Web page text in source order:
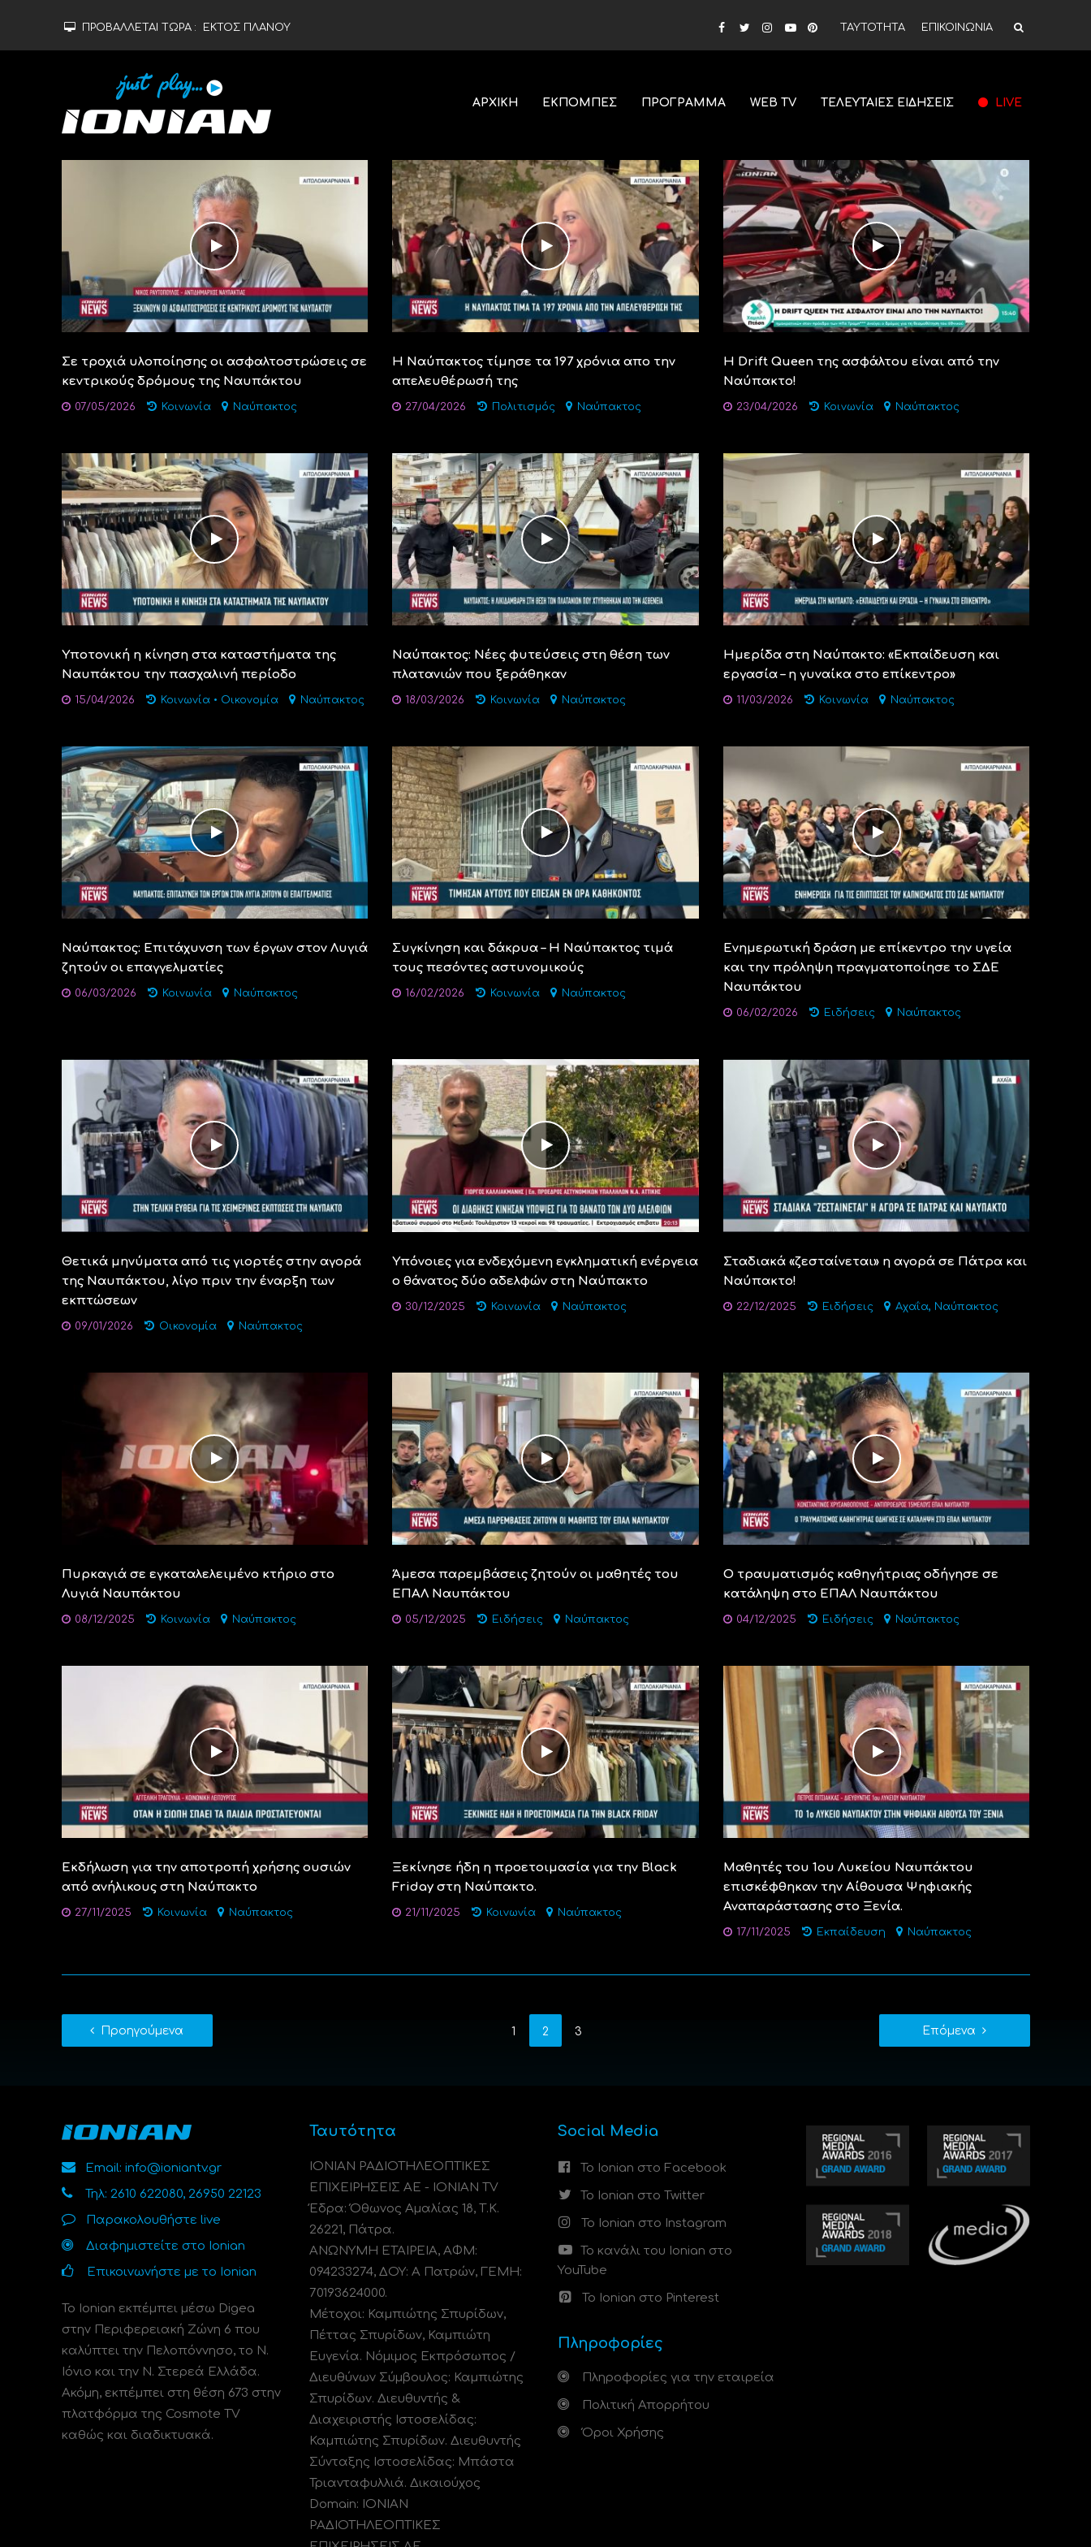
ΠΡΟΒΑΛΛΕΤΑΙ ΤΩΡΑ : ΕΚΤΟΣ ΠΛΑΝΟΥ ΤΑΥΤΟΤΗΤΑ ΕΠΙΚΟΙΝΩΝΙΑ
ΑΡΧΙΚΗ ΕΚΠΟΜΠΕΣ ΠΡΟΓΡΑΜΜΑ WEB TV ΤΕΛΕΥΤΑΙΕΣ ΕΙΔΗΣΕΙΣ LIVE
Σε τροχιά υλοποίησης οι ασφαλτοστρώσεις σε
κεντρικούς δρόμους της Ναυπάκτου
07/05/2026 Κοινωνία Ναύπακτος
Η Ναύπακτος τίμησε τα 197 χρόνια απο την
απελευθέρωσή της
27/04/2026 Πολιτισμός Ναύπακτος
Η Drift Queen της ασφάλτου είναι από την
Ναύπακτο!
23/04/2026 Κοινωνία Ναύπακτος
Υποτονική η κίνηση στα καταστήματα της
Ναυπάκτου την πασχαλινή περίοδο
15/04/2026 Κοινωνία • Οικονομία Ναύπακτος
Ναύπακτος: Νέες φυτεύσεις στη θέση των
πλατανιών που ξεράθηκαν
18/03/2026 Κοινωνία Ναύπακτος
Ημερίδα στη Ναύπακτο: «Εκπαίδευση και
εργασία – η γυναίκα στο επίκεντρο»
11/03/2026 Κοινωνία Ναύπακτος
Ναύπακτος: Επιτάχυνση των έργων στον Λυγιά
ζητούν οι επαγγελματίες
06/03/2026 Κοινωνία Ναύπακτος
Συγκίνηση και δάκρυα – Η Ναύπακτος τιμά
τους πεσόντες αστυνομικούς
16/02/2026 Κοινωνία Ναύπακτος
Ενημερωτική δράση με επίκεντρο την υγεία
και την πρόληψη πραγματοποίησε το ΣΔΕ
Ναυπάκτου
06/02/2026 Ειδήσεις Ναύπακτος
Θετικά μηνύματα από τις γιορτές στην αγορά
της Ναυπάκτου, λίγο πριν την έναρξη των
εκπτώσεων
09/01/2026 Οικονομία Ναύπακτος
Υπόνοιες για ενδεχόμενη εγκληματική ενέργεια
ο θάνατος δύο αδελφών στη Ναύπακτο
30/12/2025 Κοινωνία Ναύπακτος
Σταδιακά «ζεσταίνεται» η αγορά σε Πάτρα και
Ναύπακτο!
22/12/2025 Ειδήσεις Αχαΐα, Ναύπακτος
Πυρκαγιά σε εγκαταλελειμένο κτήριο στο
Λυγιά Ναυπάκτου
08/12/2025 Κοινωνία Ναύπακτος
Άμεσα παρεμβάσεις ζητούν οι μαθητές του
ΕΠΑΛ Ναυπάκτου
05/12/2025 Ειδήσεις Ναύπακτος
Ο τραυματισμός καθηγήτριας οδήγησε σε
κατάληψη στο ΕΠΑΛ Ναυπάκτου
04/12/2025 Ειδήσεις Ναύπακτος
Εκδήλωση για την αποτροπή χρήσης ουσιών
από ανήλικους στη Ναύπακτο
27/11/2025 Κοινωνία Ναύπακτος
Ξεκίνησε ήδη η προετοιμασία για την Black
Friday στη Ναύπακτο.
21/11/2025 Κοινωνία Ναύπακτος
Μαθητές του 1ου Λυκείου Ναυπάκτου
επισκέφθηκαν την Αίθουσα Ψηφιακής
Αναπαράστασης στο Ξενία.
17/11/2025 Εκπαίδευση Ναύπακτος
Προηγούμενα 1 2 3 Επόμενα
Email: info@ioniantv.gr
Τηλ: 2610 622080, 26950 22123
Παρακολουθήστε live
Διαφημιστείτε στο Ionian
Επικοινωνήστε με το Ionian
Το Ionian εκπέμπει μέσω Digea
στην Περιφερειακή Ζώνη 6 που
καλύπτει την Πελοπόννησο, το N.
Ιόνιο και την Ν. Στερεά Ελλάδα.
Ακόμη, εκπέμπει στη θέση 673 στην
πλατφόρμα της Cosmote TV
καθώς και διαδικτυακά.
Ταυτότητα
ΙΟΝΙΑΝ ΡΑΔΙΟΤΗΛΕΟΠΤΙΚΕΣ
ΕΠΙΧΕΙΡΗΣΕΙΣ ΑΕ - IONIAN TV
Έδρα: Όθωνος Αμαλίας 18, Τ.Κ.
26221, Πάτρα.
ΑΝΩΝΥΜΗ ΕΤΑΙΡΕΙΑ, ΑΦΜ:
094233274, ΔΟΥ: A Πατρών, ΓΕΜΗ:
70193624000.
Μέτοχοι: Καμπιώτης Σπυρίδων,
Πέττας Σπυρίδων, Καμπιώτη
Ευγενία. Νόμιμος Εκπρόσωπος /
Διευθύνων Σύμβουλος: Καμπιώτης
Σπυρίδων. Διευθυντής &
Διαχειριστής Ιστοσελίδας:
Καμπιώτης Σπυρίδων. Διευθυντής
Σύνταξης Ιστοσελίδας: Μπάστα
Τριανταφυλλιά. Δικαιούχος
Domain: ΙΟΝΙΑΝ
ΡΑΔΙΟΤΗΛΕΟΠΤΙΚΕΣ
Social Media
Το Ionian στο Facebook
Το Ionian στο Twitter
Το Ionian στο Instagram
Το κανάλι του Ionian στο
YouTube
Το Ionian στο Pinterest
Πληροφορίες
Πληροφορίες για την εταιρεία
Πολιτική Απορρήτου
Όροι Χρήσης